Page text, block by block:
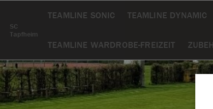
SC
Tapfheim
TEAMLINE SONIC TEAMLINE DYNAMIC
TEAMLINE WARDROBE-FREIZEIT